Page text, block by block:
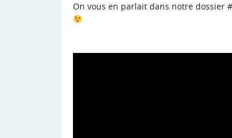
On vous en parlait dans notre dossier